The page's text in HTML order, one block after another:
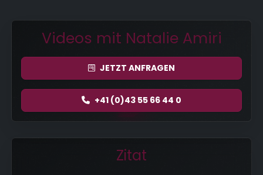
Videos mit Natalie Amiri
JETZT ANFRAGEN
+41 (0)43 55 66 44 0
Zitat